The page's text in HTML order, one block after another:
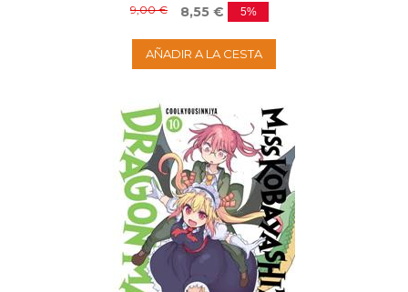
9,00 € 8,55 € 5%
AÑADIR A LA CESTA